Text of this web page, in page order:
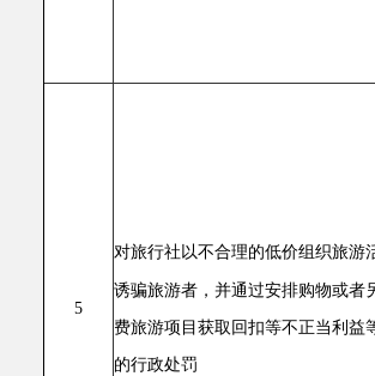
5
对旅行社以不合理的低价组织旅游
诱骗旅游者，并通过安排购物或者
费旅游项目获取回扣等不正当利益
的行政处罚